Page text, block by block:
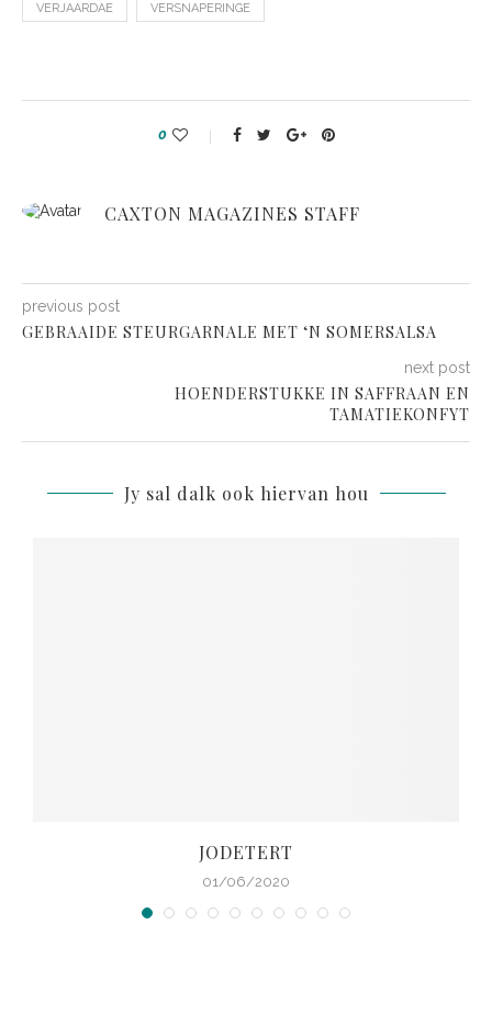
VERJAARDAE VERSNAPERINGE
0
CAXTON MAGAZINES STAFF
previous post
GEBRAAIDE STEURGARNALE MET ‘N SOMERSALSA
next post
HOENDERSTUKKE IN SAFFRAAN EN
TAMATIEKONFYT
Jy sal dalk ook hiervan hou
JODETERT
01/06/2020